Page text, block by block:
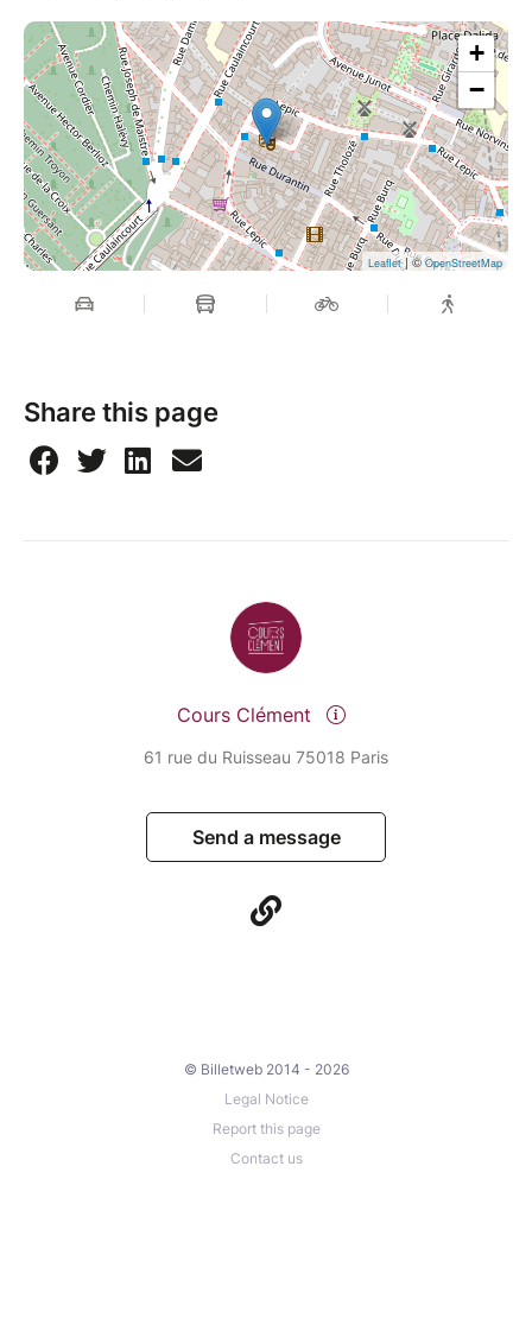
+
−
Leaflet| ©OpenStreetMap
Share this page
Cours Clément
61 rue du Ruisseau 75018 Paris
Send a message
© Billetweb 2014 - 2026
Legal Notice
Report this page
Contact us